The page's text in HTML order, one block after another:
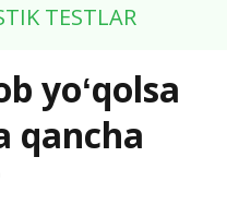
TESTLAR
yoʻqolsa
qancha